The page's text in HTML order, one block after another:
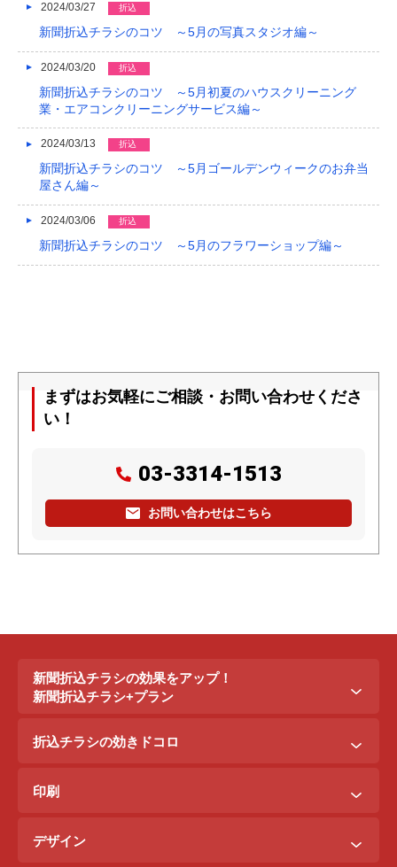
2024/03/27 折込
新聞折込チラシのコツ ～5月の写真スタジオ編～
2024/03/20 折込
新聞折込チラシのコツ ～5月初夏のハウスクリーニング
業・エアコンクリーニングサービス編～
2024/03/13 折込
新聞折込チラシのコツ ～5月ゴールデンウィークのお弁当
屋さん編～
2024/03/06 折込
新聞折込チラシのコツ ～5月のフラワーショップ編～
まずはお気軽にご相談・お問い合わせくださ
い！
03-3314-1513
お問い合わせはこちら
新聞折込チラシの効果をアップ！
新聞折込チラシ+プラン
新聞折込チラシ＋ポステイング
折込チラシ＋駅看板
折込チラシの効きドコロ
折込配布効きドコロ
印刷効きドコロ
印刷
B3料金
デザイン